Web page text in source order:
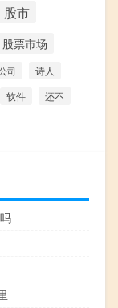
股市
股票市场
司 诗人
软件 还不